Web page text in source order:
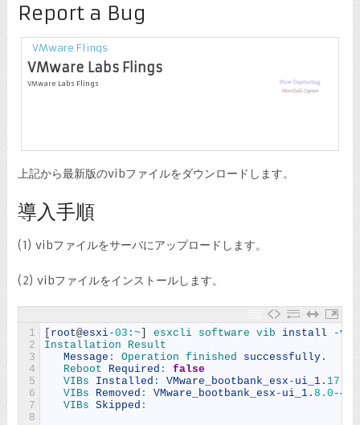
Report a Bug
VMware Flings
VMware Labs Flings
VMware Labs Flings
上記から最新版のvibファイルをダウンロードします。
導入手順
(1) vibファイルをサーバにアップロードします。
(2) vibファイルをインストールします。
1
2
3
4
5
6
7
8
root@esxi-03 : ~ esxcli software vib install -v
Installation Result
Message : Operation finished successfully.
Reboot Required :
false
VIBs Installed : VMware_bootbank_esx - ui_1. 17.0
VIBs Removed : VMware_bootbank_esx - ui_1. 8.0 -
VIBs Skipped :